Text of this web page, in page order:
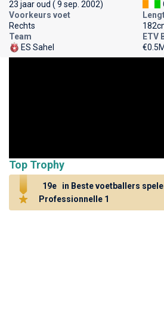
23 jaar oud ( 9 sep. 2002)
Voorkeurs voet
Rechts
Team
ES Sahel
ETV
Top Trophy
19e
in Beste voetballers
Professionnelle 1